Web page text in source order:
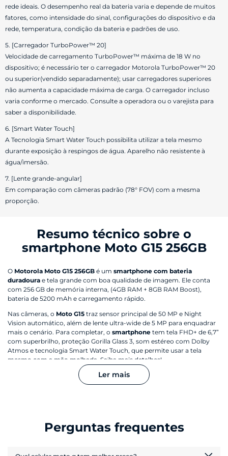
rede ideais. O desempenho real da bateria varia e depende de muitos
fatores, como intensidade do sinal, configurações do dispositivo e da
rede, temperatura, condição da bateria e padrões de uso.
5. [Carregador TurboPower™ 20]
Velocidade de carregamento TurboPower™ máxima de 18 W no
dispositivo; é necessário ter o carregador Motorola TurboPower™ 20
ou superior(vendido separadamente); usar carregadores superiores
não aumenta a capacidade máxima de carga. O carregador incluso
varia conforme o mercado. Consulte a operadora ou o varejista para
saber a disponibilidade.
6. [Smart Water Touch]
A Tecnologia Smart Water Touch possibilita utilizar a tela mesmo
durante exposição à respingos de água. Aparelho não resistente à
água/imersão.
7. [Lente grande-angular]
Em comparação com câmeras padrão (78° FOV) com a mesma
proporção.
Resumo técnico sobre o
smartphone Moto G15 256GB
O Motorola Moto G15 256GB é um smartphone com bateria
duradoura e tela grande com boa qualidade de imagem. Ele conta
com 256 GB de memória interna, (4GB RAM + 8GB RAM Boost),
bateria de 5200 mAh e carregamento rápido.
Nas câmeras, o Moto G15 traz sensor principal de 50 MP e Night
Vision automático, além de lente ultra-wide de 5 MP para enquadrar
mais o cenário. Para completar, o smartphone tem tela FHD+ de 6,7”
com superbrilho, proteção Gorilla Glass 3, som estéreo com Dolby
Atmos e tecnologia Smart Water Touch, que permite usar a tela
mesmo com a mão molhada. Saiba mais detalhes!
Ler mais
Perguntas frequentes